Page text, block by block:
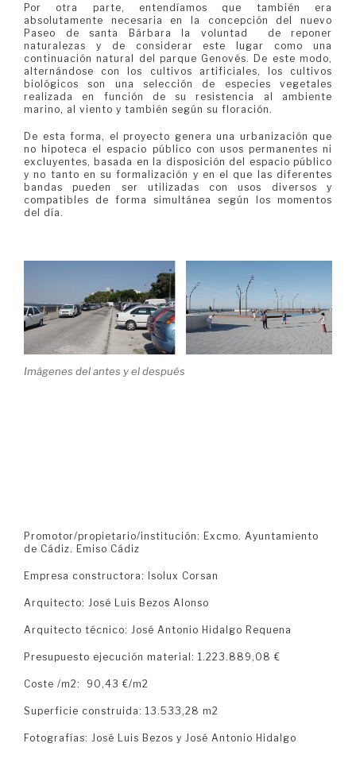
Por otra parte, entendíamos que también era
absolutamente necesaria en la concepción del nuevo
Paseo de santa Bárbara la voluntad de reponer
naturalezas y de considerar este lugar como una
continuación natural del parque Genovés. De este modo,
alternándose con los cultivos artificiales, los cultivos
biológicos son una selección de especies vegetales
realizada en función de su resistencia al ambiente
marino, al viento y también según su floración.
De esta forma, el proyecto genera una urbanización que
no hipoteca el espacio público con usos permanentes ni
excluyentes, basada en la disposición del espacio público
y no tanto en su formalización y en el que las diferentes
bandas pueden ser utilizadas con usos diversos y
compatibles de forma simultánea según los momentos
del día.
Imágenes del antes y el después
Promotor/propietario/institución: Excmo. Ayuntamiento
de Cádiz. Emiso Cádiz
Empresa constructora: Isolux Corsan
Arquitecto: José Luis Bezos Alonso
Arquitecto técnico: José Antonio Hidalgo Requena
Presupuesto ejecución material: 1.223.889,08 €
Coste /m2: 90,43 €/m2
Superficie construida: 13.533,28 m2
Fotografías: José Luis Bezos y José Antonio Hidalgo